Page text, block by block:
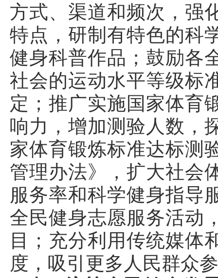
方式、渠道和频次，强
特点，研制有特色的科
健身科普作品；鼓励各
社会的运动水平等级标
定；推广实施国家体育
响力，增加测验人数，
家体育锻炼标准达标测
管理办法》，扩大社会
服务率和科学健身指导
全民健身志愿服务活动
目；充分利用传统媒体
度，吸引更多人民群众